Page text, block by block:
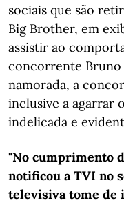
sociais que são
Big Brother, em
assistir ao
concorrente Bruno
namorada, a
inclusive a agarrar
indelicada e
"No cumprimento
notificou a TVI no
televisiva tome de